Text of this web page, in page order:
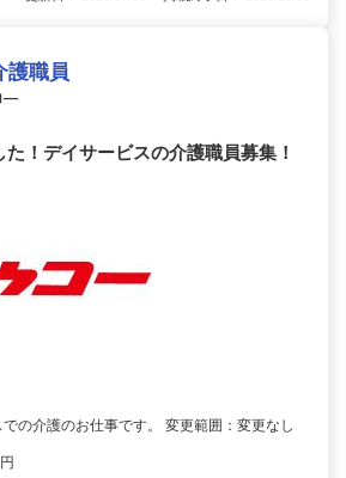
護職員
―
！デイサービスの介護職員募集！
の介護のお仕事です。 変更範囲：変更なし